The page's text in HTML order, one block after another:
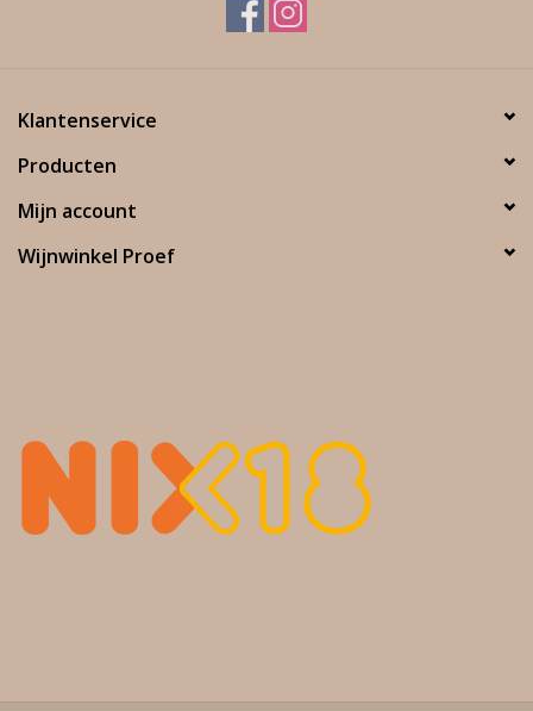
Klantenservice
Producten
Mijn account
Wijnwinkel Proef